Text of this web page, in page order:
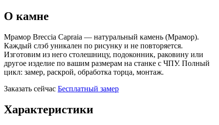
О камне
Мрамор Breccia Capraia — натуральный камень (Мрамор).
Каждый слэб уникален по рисунку и не повторяется.
Изготовим из него столешницу, подоконник, раковину или
другое изделие по вашим размерам на станке с ЧПУ. Полный
цикл: замер, раскрой, обработка торца, монтаж.
Заказать сейчас Бесплатный замер
Характеристики